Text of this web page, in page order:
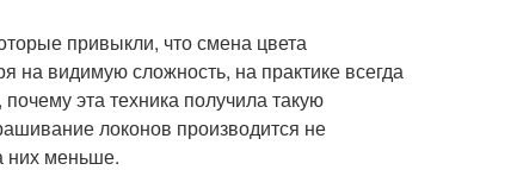
привыкли, что смена цвета
на видимую сложность, на практике всегда
эта техника получила такую
локонов производится не
них меньше.